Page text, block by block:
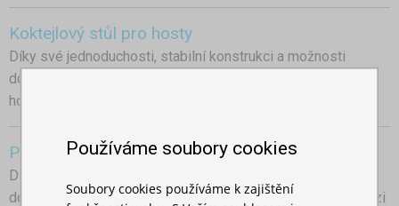
Koktejlový stůl pro hosty
Díky své jednoduchosti, stabilní konstrukci a možnosti
doplnit ho o ubrus na barový stůl patří koktejlový stůl pro
hosty mezi nejpraktičtější vybavení pro různé typy akcí.
Promo stolek na ochutnávky
Díky jednoduché manipulaci, stabilní konstrukci a možnosti
doplnit ho o ubrus na barový stolek patří tento typ stolu mezi
Používáme soubory cookies
Soubory cookies používáme k zajištění